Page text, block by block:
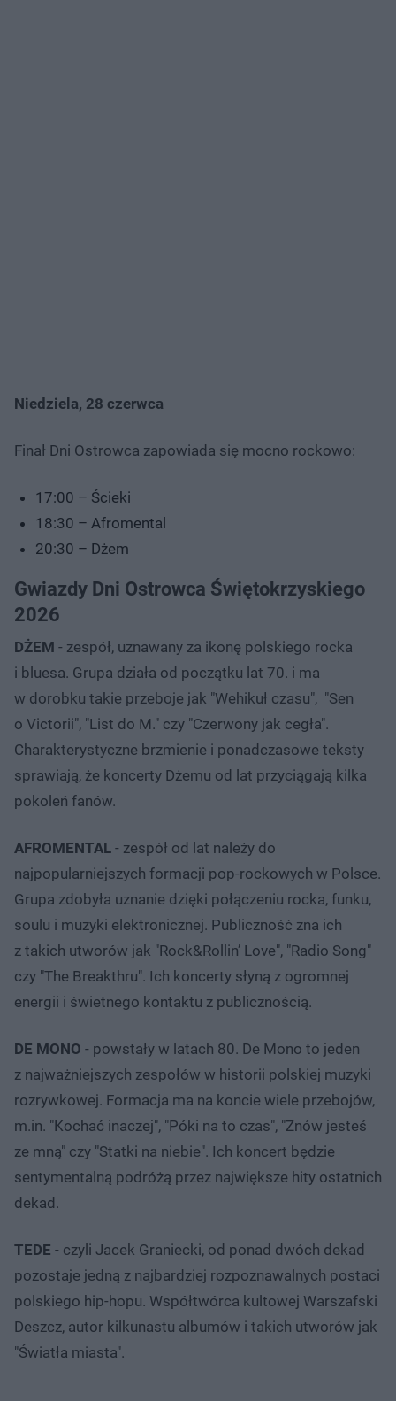
Niedziela, 28 czerwca
Finał Dni Ostrowca zapowiada się mocno rockowo:
17:00 – Ścieki
18:30 – Afromental
20:30 – Dżem
Gwiazdy Dni Ostrowca Świętokrzyskiego
2026
DŻEM - zespół, uznawany za ikonę polskiego rocka
i bluesa. Grupa działa od początku lat 70. i ma
w dorobku takie przeboje jak "Wehikuł czasu", "Sen
o Victorii", "List do M." czy "Czerwony jak cegła".
Charakterystyczne brzmienie i ponadczasowe teksty
sprawiają, że koncerty Dżemu od lat przyciągają kilka
pokoleń fanów.
AFROMENTAL - zespół od lat należy do
najpopularniejszych formacji pop-rockowych w Polsce.
Grupa zdobyła uznanie dzięki połączeniu rocka, funku,
soulu i muzyki elektronicznej. Publiczność zna ich
z takich utworów jak "Rock&Rollin’ Love", "Radio Song"
czy "The Breakthru". Ich koncerty słyną z ogromnej
energii i świetnego kontaktu z publicznością.
DE MONO - powstały w latach 80. De Mono to jeden
z najważniejszych zespołów w historii polskiej muzyki
rozrywkowej. Formacja ma na koncie wiele przebojów,
m.in. "Kochać inaczej", "Póki na to czas", "Znów jesteś
ze mną" czy "Statki na niebie". Ich koncert będzie
sentymentalną podróżą przez największe hity ostatnich
dekad.
TEDE - czyli Jacek Graniecki, od ponad dwóch dekad
pozostaje jedną z najbardziej rozpoznawalnych postaci
polskiego hip-hopu. Współtwórca kultowej Warszafski
Deszcz, autor kilkunastu albumów i takich utworów jak
"Światła miasta".